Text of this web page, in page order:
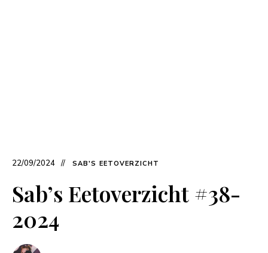
22/09/2024 SAB'S EETOVERZICHT
Sab’s Eetoverzicht #38-
2024